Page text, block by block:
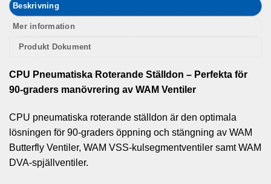
Beskrivning
Mer information
Produkt Dokument
CPU Pneumatiska Roterande Ställdon – Perfekta för
90-graders manövrering av WAM Ventiler
CPU pneumatiska roterande ställdon är den optimala
lösningen för 90-graders öppning och stängning av WAM
Butterfly Ventiler, WAM VSS-kulsegmentventiler samt WAM
DVA-spjällventiler.